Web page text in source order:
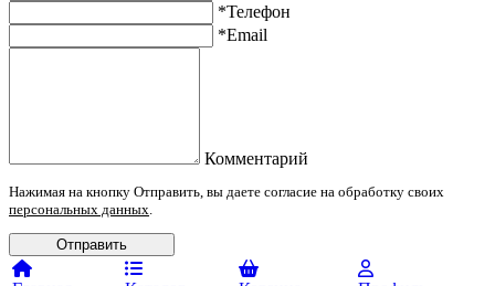
*Телефон
*Email
Комментарий
Нажимая на кнопку Отправить, вы даете согласие на обработку своих
персональных данных.
Отправить